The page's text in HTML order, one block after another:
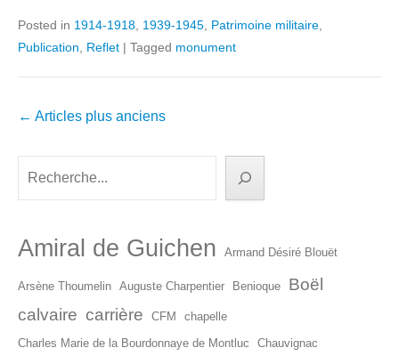
Posted in 1914-1918 1939-1945 Patrimoine militaire
Publication
Reflet | Tagged monument
Navigation
← Articles plus anciens
Amiral de Guichen Armand Désiré Blouët
Arsène Thoumelin Auguste Charpentier Benioque
Boël
calvaire carrière CFM
chapelle
Charles Marie de la Bourdonnaye de Montluc
Chauvignac